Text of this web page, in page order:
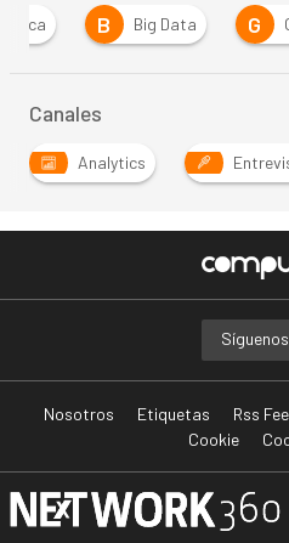
Banca B Big Data G
Canales
Analytics
Síguenos
Nosotros Etiquetas Rss
Cookie